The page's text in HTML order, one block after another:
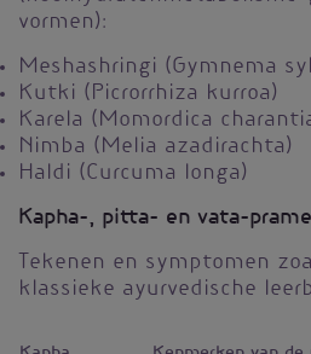
vormen):
Meshashringi (Gymnema
Kutki (Picrorrhiza kurroa)
Karela (Momordica
Nimba (Melia azadirachta)
Haldi (Curcuma longa)
Kapha-, pitta- en vata-
Tekenen en symptomen
klassieke ayurvedische